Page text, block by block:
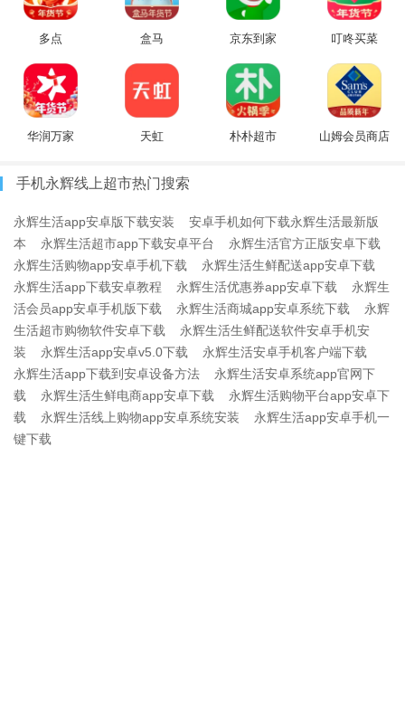
多点 盒马 京东到家 叮咚买菜
华润万家 天虹 朴朴超市 山姆会员商店
手机永辉线上超市热门搜索
永辉生活app安卓版下载安装
安卓手机如何下载永辉生活最新版
本
永辉生活超市app下载安卓平台
永辉生活官方正版安卓下载
永辉生活购物app安卓手机下载
永辉生活生鲜配送app安卓下载
永辉生活app下载安卓教程
永辉生活优惠券app安卓下载
永辉生
活会员app安卓手机版下载
永辉生活商城app安卓系统下载
永辉
生活超市购物软件安卓下载
永辉生活生鲜配送软件安卓手机安
装
永辉生活app安卓v5.0下载
永辉生活安卓手机客户端下载
永辉生活app下载到安卓设备方法
永辉生活安卓系统app官网下
载
永辉生活生鲜电商app安卓下载
永辉生活购物平台app安卓下
载
永辉生活线上购物app安卓系统安装
永辉生活app安卓手机一
键下载